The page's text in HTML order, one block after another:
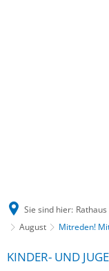
Sie sind hier:
August
Mitreden!
KINDER- UND